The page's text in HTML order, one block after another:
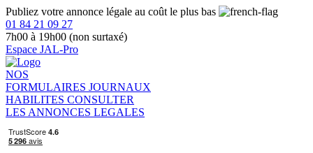
Publiez votre annonce légale au coût le plus bas
01 84 21 09 27
7h00 à 19h00 (non surtaxé)
Espace JAL-Pro
NOS
FORMULAIRES JOURNAUX
HABILITES CONSULTER
LES ANNONCES LEGALES